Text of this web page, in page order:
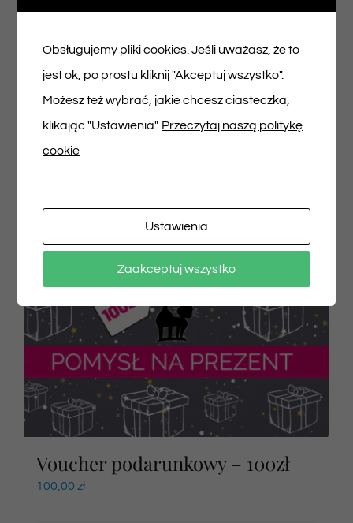
150,00zł
Dodaj do koszyka Szczegóły
Voucher podarunkowy – 100zł
100,00 zł
Obsługujemy pliki cookies. Jeśli uważasz, że to
jest ok, po prostu kliknij "Akceptuj wszystko".
Możesz też wybrać, jakie chcesz ciasteczka,
klikając "Ustawienia". Przeczytaj naszą politykę
cookie
Ustawienia
Zaakceptuj wszystko